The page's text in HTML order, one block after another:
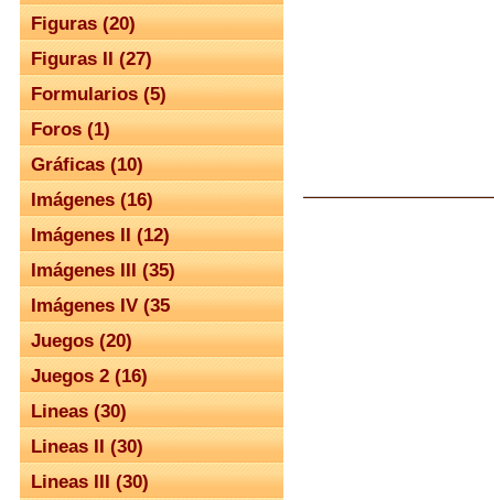
Figuras (20)
Figuras II (27)
Formularios (5)
Foros (1)
Gráficas (10)
Imágenes (16)
Imágenes II (12)
Imágenes III (35)
Imágenes IV (35
Juegos (20)
Juegos 2 (16)
Lineas (30)
Lineas II (30)
Lineas III (30)